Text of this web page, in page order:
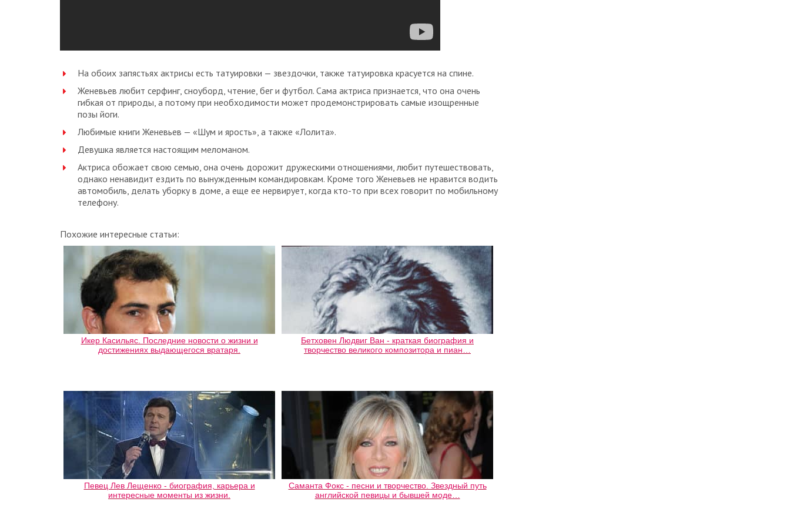
На обоих запястьях актрисы есть татуировки — звездочки, также татуировка красуется на спине.
Женевьев любит серфинг, сноуборд, чтение, бег и футбол. Сама актриса признается, что она очень
гибкая от природы, а потому при необходимости может продемонстрировать самые изощренные
позы йоги.
Любимые книги Женевьев — «Шум и ярость», а также «Лолита».
Девушка является настоящим меломаном.
Актриса обожает свою семью, она очень дорожит дружескими отношениями, любит путешествовать,
однако ненавидит ездить по вынужденным командировкам. Кроме того Женевьев не нравится водить
автомобиль, делать уборку в доме, а еще ее нервирует, когда кто-то при всех говорит по мобильному
телефону.
Похожие интересные статьи:
Икер Касильяс. Последние новости о жизни и
достижениях выдающегося вратаря.
Бетховен Людвиг Ван - краткая биография и
творчество великого композитора и пиан…
Певец Лев Лещенко - биография, карьера и
интересные моменты из жизни.
Саманта Фокс - песни и творчество. Звездный путь
английской певицы и бывшей моде…